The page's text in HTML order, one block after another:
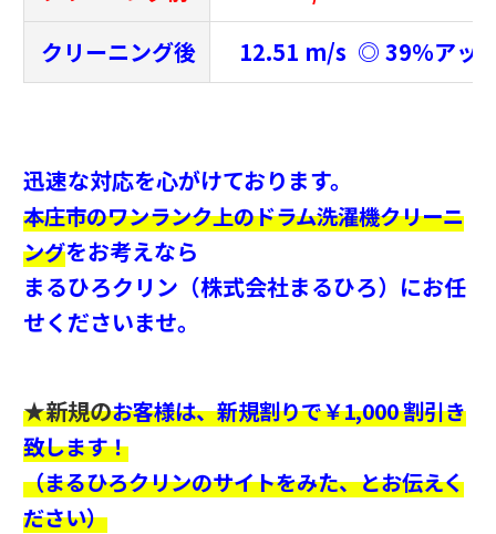
クリーニング後 12.51 m/s ◎ 39％アッ
迅速な対応を心がけております。
本庄市のワンランク上のドラム洗濯機クリーニ
ングをお考えなら
まるひろクリン（株式会社まるひろ）にお任
せくださいませ。
★新規のお客様は、新規割りで￥1,000 割引き
致します！
（まるひろクリンのサイトをみた、とお伝えく
ださい）